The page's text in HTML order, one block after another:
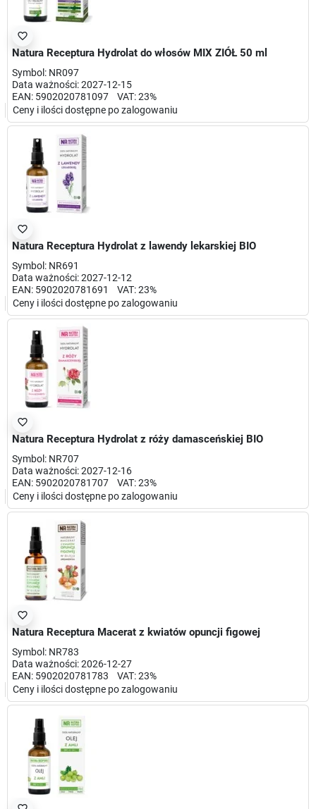
favorite_border
Natura Receptura Hydrolat do włosów MIX ZIÓŁ 50 ml
Symbol: NR097
Data ważności: 2027-12-15
EAN: 5902020781097 VAT: 23%
Ceny i ilości dostępne po zalogowaniu
favorite_border
Natura Receptura Hydrolat z lawendy lekarskiej BIO
Symbol: NR691
Data ważności: 2027-12-12
EAN: 5902020781691 VAT: 23%
Ceny i ilości dostępne po zalogowaniu
favorite_border
Natura Receptura Hydrolat z róży damasceńskiej BIO
Symbol: NR707
Data ważności: 2027-12-16
EAN: 5902020781707 VAT: 23%
Ceny i ilości dostępne po zalogowaniu
favorite_border
Natura Receptura Macerat z kwiatów opuncji figowej
Symbol: NR783
Data ważności: 2026-12-27
EAN: 5902020781783 VAT: 23%
Ceny i ilości dostępne po zalogowaniu